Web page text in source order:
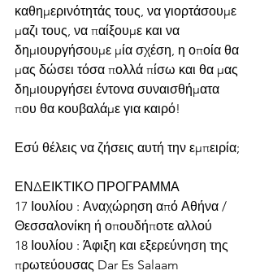
καθημερινότητάς τους, να γιορτάσουμε
μαζι τους, να παίξουμε και να
δημιουργήσουμε μία σχέση, η οποία θα
μας δώσει τόσα πολλά πίσω και θα μας
δημιουργήσει έντονα συναισθήματα
που θα κουβαλάμε για καιρό!
Εσύ θέλεις να ζήσεις αυτή την εμπειρία;
ΕΝΔΕΙΚΤΙΚΟ ΠΡΟΓΡΑΜΜΑ
17 Ιουλίου : Αναχώρηση από Αθήνα /
Θεσσαλονίκη ή οπουδήποτε αλλού
18 Ιουλίου : Άφιξη και εξερεύνηση της
πρωτεύουσας Dar Es Salaam